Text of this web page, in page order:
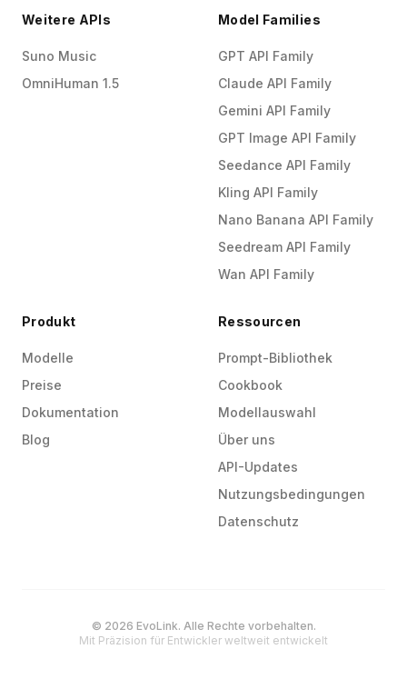
Weitere APIs
Suno Music
OmniHuman 1.5
Model Families
GPT API Family
Claude API Family
Gemini API Family
GPT Image API Family
Seedance API Family
Kling API Family
Nano Banana API Family
Seedream API Family
Wan API Family
Produkt
Modelle
Preise
Dokumentation
Blog
Ressourcen
Prompt-Bibliothek
Cookbook
Modellauswahl
Über uns
API-Updates
Nutzungsbedingungen
Datenschutz
© 2026 EvoLink. Alle Rechte vorbehalten.
Mit Präzision für Entwickler weltweit entwickelt